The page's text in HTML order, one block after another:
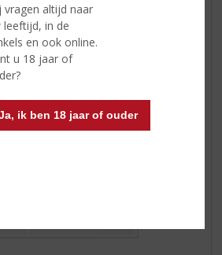
vragen altijd naar
leeftijd, in de
en ook online.
u 18 jaar of
ik ben 18 jaar of ouder